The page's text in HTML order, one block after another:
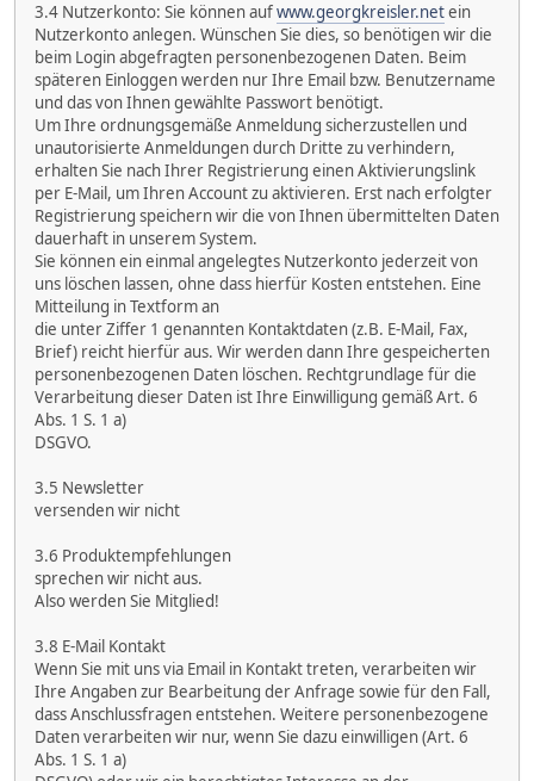
3.4 Nutzerkonto: Sie können aufwww.georgkreisler.netein
Nutzerkonto anlegen. Wünschen Sie dies, so benötigen wir die
beim Login abgefragten personenbezogenen Daten. Beim
späteren Einloggen werden nur Ihre Email bzw. Benutzername
und das von Ihnen gewählte Passwort benötigt.
Um Ihre ordnungsgemäße Anmeldung sicherzustellen und
unautorisierte Anmeldungen durch Dritte zu verhindern,
erhalten Sie nach Ihrer Registrierung einen Aktivierungslink
per E-Mail, um Ihren Account zu aktivieren. Erst nach erfolgter
Registrierung speichern wir die von Ihnen übermittelten Daten
dauerhaft in unserem System.
Sie können ein einmal angelegtes Nutzerkonto jederzeit von
uns löschen lassen, ohne dass hierfür Kosten entstehen. Eine
Mitteilung in Textform an
die unter Ziffer 1 genannten Kontaktdaten (z.B. E-Mail, Fax,
Brief) reicht hierfür aus. Wir werden dann Ihre gespeicherten
personenbezogenen Daten löschen. Rechtgrundlage für die
Verarbeitung dieser Daten ist Ihre Einwilligung gemäß Art. 6
Abs. 1 S. 1 a)
DSGVO.
3.5 Newsletter
versenden wir nicht
3.6 Produktempfehlungen
sprechen wir nicht aus.
Also werden Sie Mitglied!
3.8 E-Mail Kontakt
Wenn Sie mit uns via Email in Kontakt treten, verarbeiten wir
Ihre Angaben zur Bearbeitung der Anfrage sowie für den Fall,
dass Anschlussfragen entstehen. Weitere personenbezogene
Daten verarbeiten wir nur, wenn Sie dazu einwilligen (Art. 6
Abs. 1 S. 1 a)